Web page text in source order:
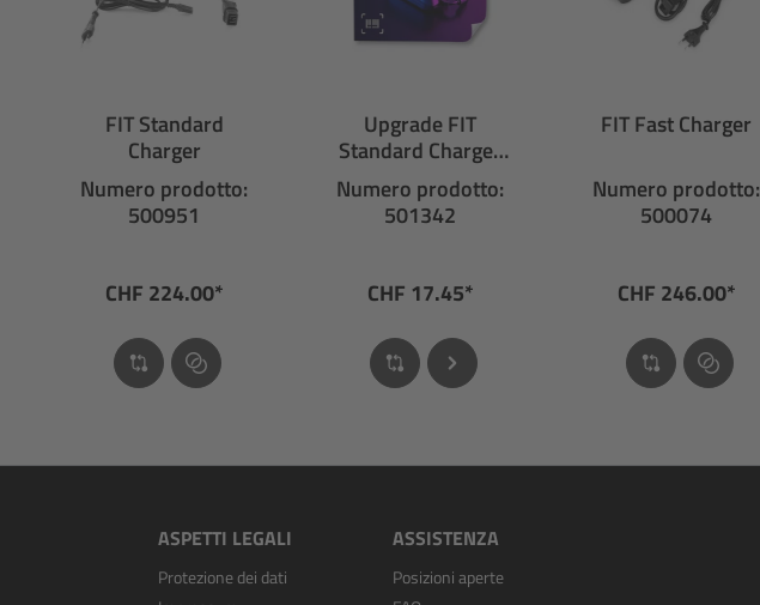
FIT Standard
Charger
Numero prodotto:
500951
CHF 224.00*
Upgrade FIT
Standard Charger
36 V da 4 A a 6 A
Numero prodotto:
501342
CHF 17.45*
FIT Fast Charger
Numero prodotto:
500074
CHF 246.00*
ASPETTI LEGALI
Protezione dei dati
ASSISTENZA
Posizioni aperte